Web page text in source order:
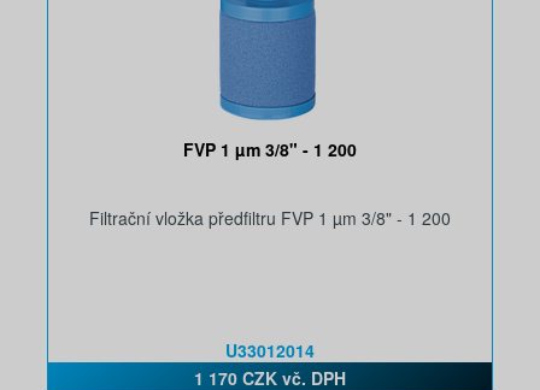
FVP 1 µm 3/8" - 1 200
Filtrační vložka předfiltru FVP 1 µm 3/8" - 1 200
U33012014
1 170 CZK vč. DPH